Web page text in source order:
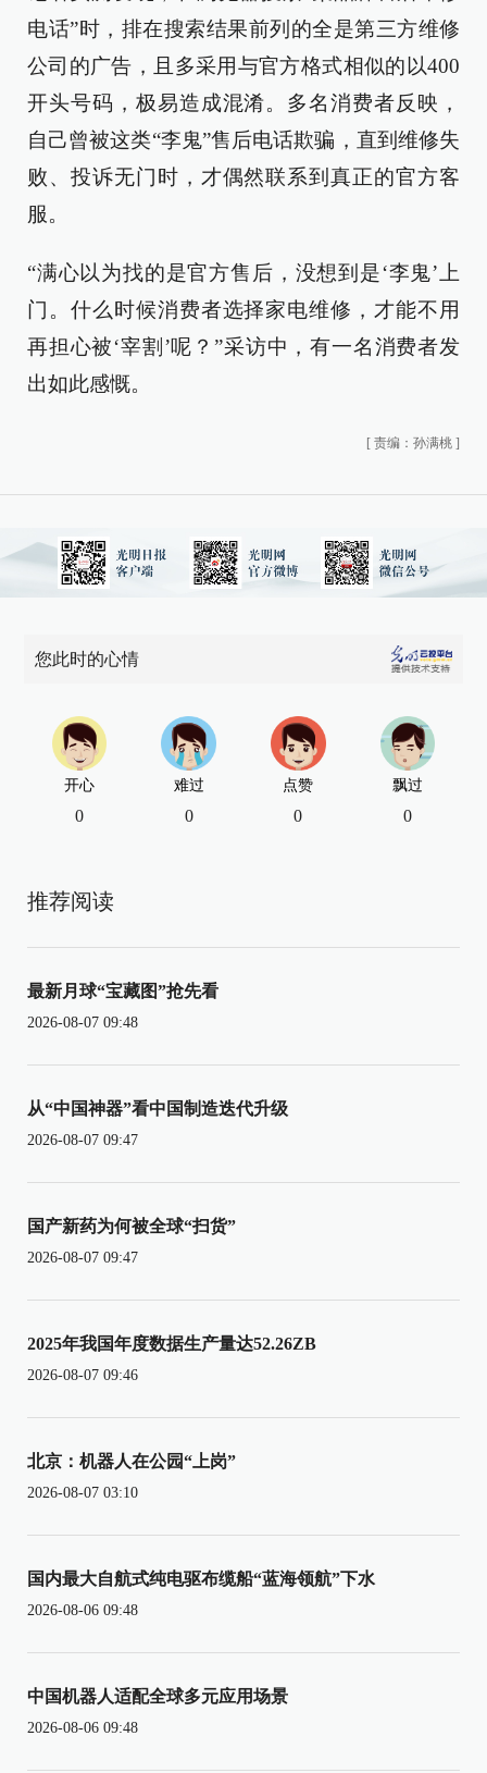
电话”时，排在搜索结果前列的全是第三方维修
公司的广告，且多采用与官方格式相似的以400
开头号码，极易造成混淆。多名消费者反映，
自己曾被这类“李鬼”售后电话欺骗，直到维修失
败、投诉无门时，才偶然联系到真正的官方客
服。
“满心以为找的是官方售后，没想到是‘李鬼’上
门。什么时候消费者选择家电维修，才能不用
再担心被‘宰割’呢？”采访中，有一名消费者发
出如此感慨。
[ 责编：孙满桃 ]
您此时的心情
开心
0
难过
0
点赞
0
飘过
0
推荐阅读
最新月球“宝藏图”抢先看
2026-08-07 09:48
从“中国神器”看中国制造迭代升级
2026-08-07 09:47
国产新药为何被全球“扫货”
2026-08-07 09:47
2025年我国年度数据生产量达52.26ZB
2026-08-07 09:46
北京：机器人在公园“上岗”
2026-08-07 03:10
国内最大自航式纯电驱布缆船“蓝海领航”下水
2026-08-06 09:48
中国机器人适配全球多元应用场景
2026-08-06 09:48